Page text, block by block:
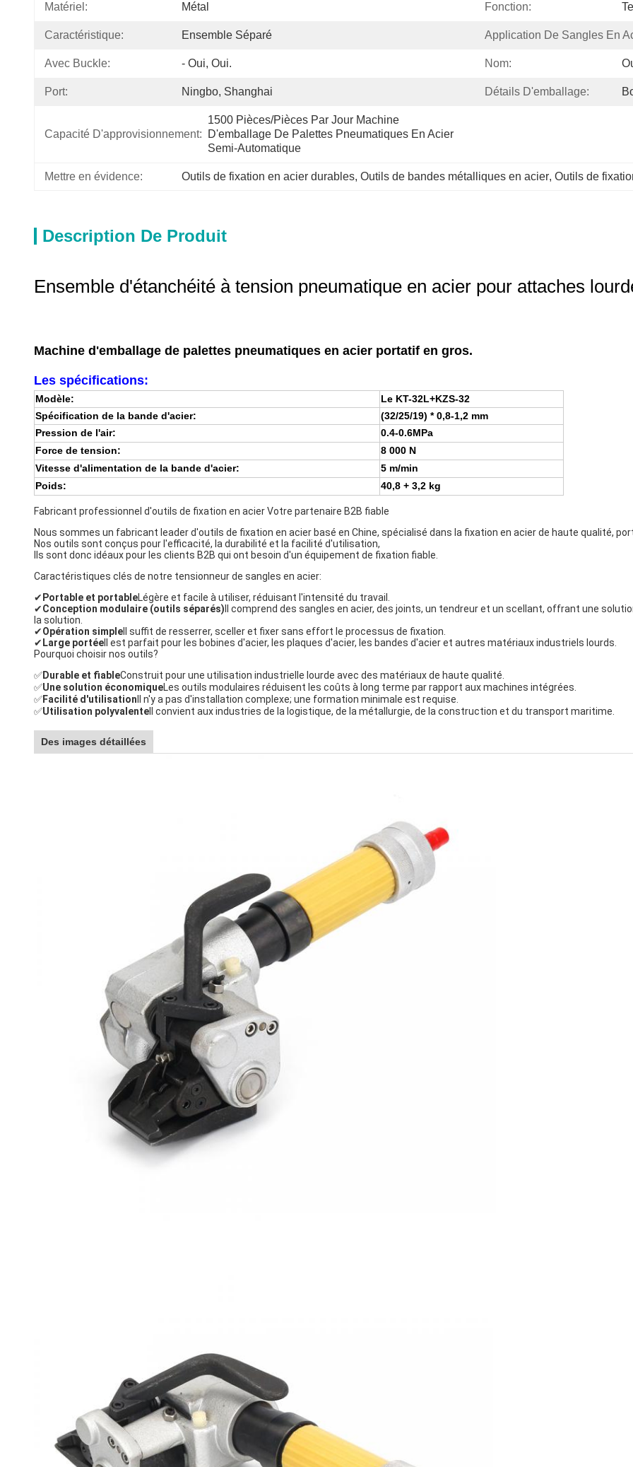
Matériel: Métal Fonction:
Caractéristique: Ensemble Séparé Application De Sangles En
Avec Buckle: - Oui, Oui. Nom:
Port: Ningbo, Shanghai Détails D'emballage:
Capacité D'approvisionnement:
1500 Pièces/pièces Par Jour Machine
D'emballage De Palettes Pneumatiques En Acier
Semi-Automatique
Mettre en évidence: Outils de fixation en acier durables, Outils de bandes métalliques en acier, Outils de
Description De Produit
Ensemble d'étanchéité à tension pneumatique en acier pour attaches
Machine d'emballage de palettes pneumatiques en acier portatif en gros.
Les spécifications:
Modèle:
Le KT-32L+KZS-32
Spécification de la bande d'acier:
(32/25/19) * 0,8-1,2 mm
Pression de l'air:
0.4-0.6MPa
Force de tension:
8 000 N
Vitesse d'alimentation de la bande d'acier:
5 m/min
Poids:
40,8 + 3,2 kg
Fabricant professionnel d'outils de fixation en acier Votre partenaire B2B fiable
Nous sommes un fabricant leader d'outils de fixation en acier basé en Chine, spécialisé dans la fixation en acier de haute qualité,
Nos outils sont conçus pour l'efficacité, la durabilité et la facilité d'utilisation,
Ils sont donc idéaux pour les clients B2B qui ont besoin d'un équipement de fixation fiable.
Caractéristiques clés de notre tensionneur de sangles en acier:
✔ Portable et portableLégère et facile à utiliser, réduisant l'intensité du travail.
✔Conception modulaire (outils séparés) Il comprend des sangles en acier, des joints, un tendreur et un scellant, offrant une
la solution.
✔Opération simple Il suffit de resserrer, sceller et fixer sans effort le processus de fixation.
✔ Large portée Il est parfait pour les bobines d'acier, les plaques d'acier, les bandes d'acier et autres matériaux industriels lourds.
Pourquoi choisir nos outils?
✅Durable et fiableConstruit pour une utilisation industrielle lourde avec des matériaux de haute qualité.
✅Une solution économiqueLes outils modulaires réduisent les coûts à long terme par rapport aux machines intégrées.
✅Facilité d'utilisation Il n'y a pas d'installation complexe; une formation minimale est requise.
✅Utilisation polyvalente Il convient aux industries de la logistique, de la métallurgie, de la construction et du transport maritime.
Des images détaillées